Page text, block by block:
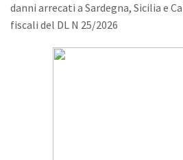
danni arrecati a Sardegna, Sicilia e
fiscali del DL N 25/2026